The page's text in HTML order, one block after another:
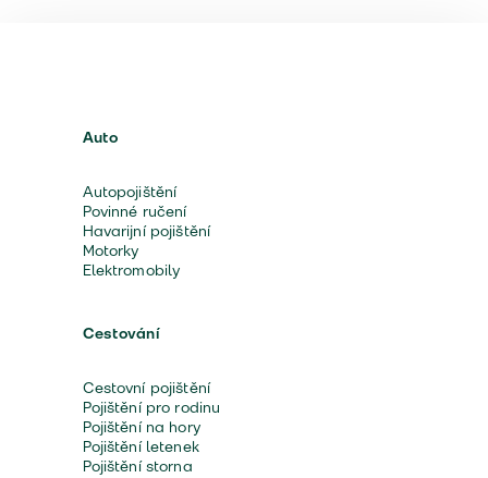
Auto
Autopojištění
Povinné ručení
Havarijní pojištění
Motorky
Elektromobily
Cestování
Cestovní pojištění
Pojištění pro rodinu
Pojištění na hory
Pojištění letenek
Pojištění storna